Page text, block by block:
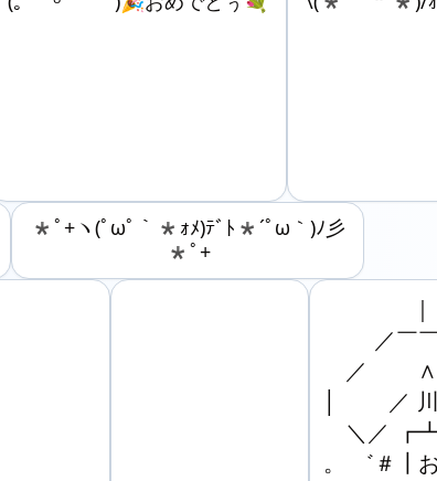
*ﾟ+ヽ(ﾟωﾟ｀*ｫﾒ)ﾃﾞﾄ*´ﾟω｀)ﾉ彡
*ﾟ+
／￣￣
／　　 ∧
│　　 ／
＼／
。 ゛＃┃